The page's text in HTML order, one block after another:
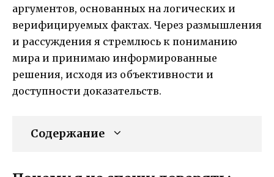
аргументов, основанных на логических и
верифицируемых фактах. Через размышления
и рассуждения я стремлюсь к пониманию
мира и принимаю информированные
решения, исходя из объективности и
доступности доказательств.
Содержание